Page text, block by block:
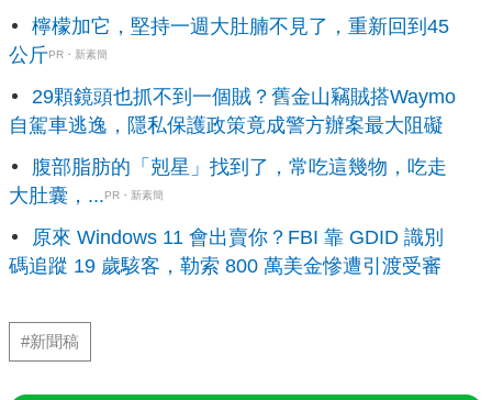
檸檬加它，堅持一週大肚腩不見了，重新回到45
公斤PR・新素簡
29顆鏡頭也抓不到一個賊？舊金山竊賊搭Waymo
自駕車逃逸，隱私保護政策竟成警方辦案最大阻礙
腹部脂肪的「剋星」找到了，常吃這幾物，吃走
大肚囊，...PR・新素簡
原來 Windows 11 會出賣你？FBI 靠 GDID 識別
碼追蹤 19 歲駭客，勒索 800 萬美金慘遭引渡受審
#新聞稿